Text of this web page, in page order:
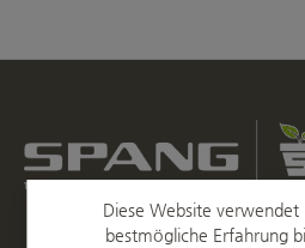
Diese Website verwendet
bestmögliche Erfahrung